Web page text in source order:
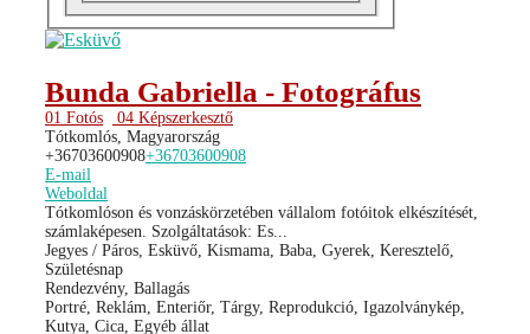
Bunda Gabriella - Fotográfus
01 Fotós
04 Képszerkesztő
Tótkomlós, Magyarország
+36703600908+36703600908
E-mail
Weboldal
Tótkomlóson és vonzáskörzetében vállalom fotóitok elkészítését,
számlaképesen. Szolgáltatások: Es...
Jegyes / Páros, Esküvő, Kismama, Baba, Gyerek, Keresztelő,
Születésnap
Rendezvény, Ballagás
Portré, Reklám, Enteriőr, Tárgy, Reprodukció, Igazolványkép,
Kutya, Cica, Egyéb állat